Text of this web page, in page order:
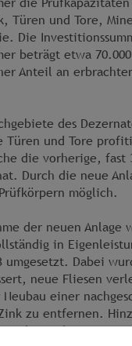
Türen und Tore,
Die
beträgt etwa
Anteil an
des
Türen und Tore
die vorherige, fast
Durch die neue
möglich.
der neuen Anlage
in
umgesetzt. Dabei
neue Fliesen
einer
zu entfernen.
die auch weitere